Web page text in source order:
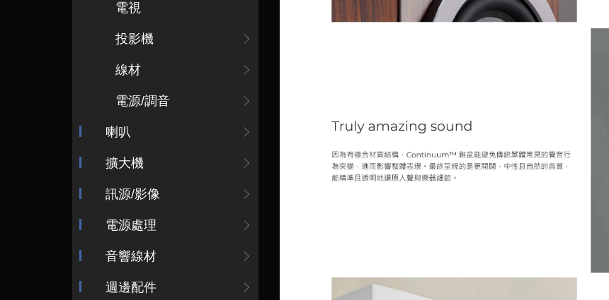
電視
投影機
線材
電源/調音
喇叭
擴大機
訊源/影像
電源處理
音響線材
週邊配件